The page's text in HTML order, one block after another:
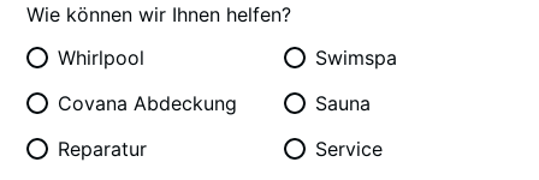
Wie können wir Ihnen helfen?
Whirlpool
Swimspa
Covana Abdeckung
Sauna
Reparatur
Service